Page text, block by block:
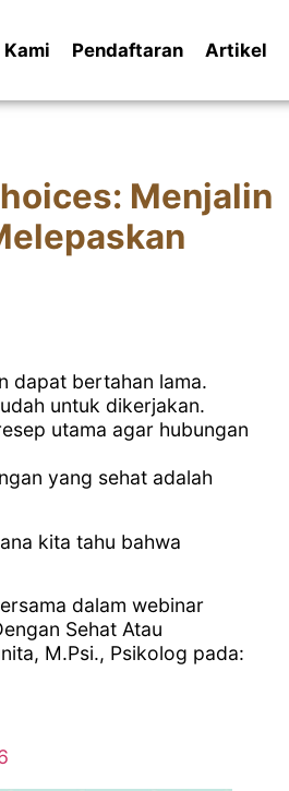
Pendaftaran Artikel
Menjalin
dapat bertahan lama.
untuk dikerjakan.
utama agar hubungan
yang sehat adalah
kita tahu bahwa
dalam webinar
Sehat Atau
M.Psi., Psikolog pada: